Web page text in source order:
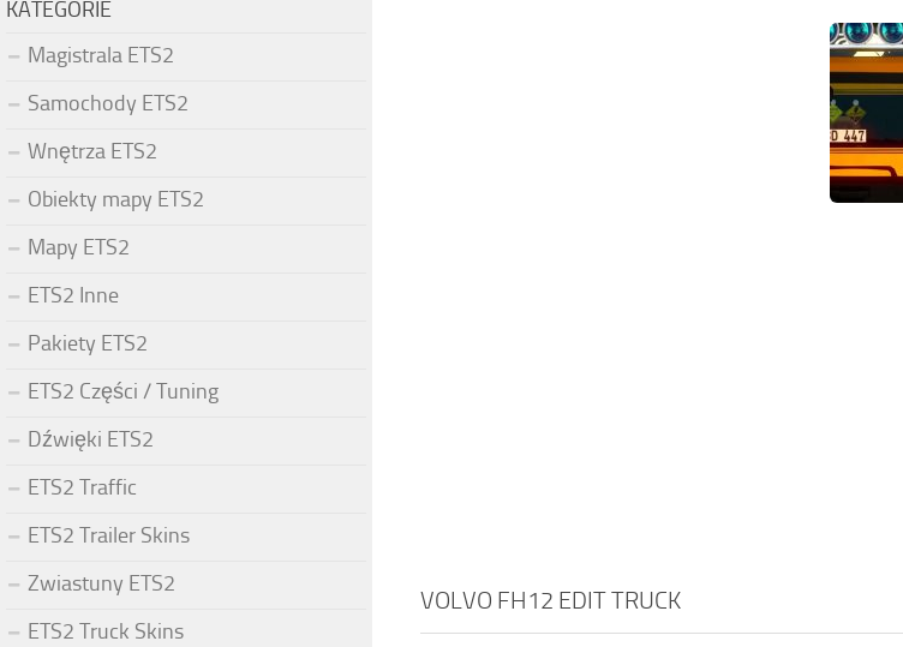
VOLVO FH12 EDIT TRUCK
KATEGORIE
Magistrala ETS2
Samochody ETS2
Wnętrza ETS2
Obiekty mapy ETS2
Mapy ETS2
ETS2 Inne
Pakiety ETS2
ETS2 Części / Tuning
Dźwięki ETS2
ETS2 Traffic
ETS2 Trailer Skins
Zwiastuny ETS2
ETS2 Truck Skins